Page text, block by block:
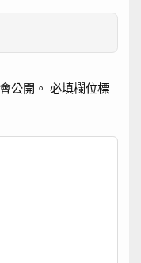
公開。 必填欄位標